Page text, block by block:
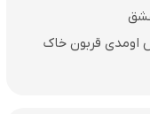
اومدی قربون خاک